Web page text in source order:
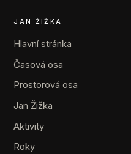
JAN ŽIŽKA
Hlavní stránka
Časová osa
Prostorová osa
Jan Žižka
Aktivity
Roky